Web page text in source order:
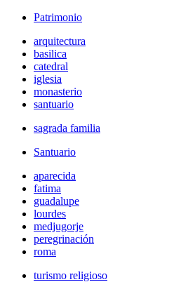
Patrimonio
arquitectura
basilica
catedral
iglesia
monasterio
santuario
sagrada familia
Santuario
aparecida
fatima
guadalupe
lourdes
medjugorje
peregrinación
roma
turismo religioso